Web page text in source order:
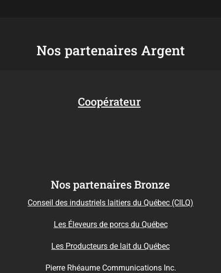
Nos partenaires Argent
Coopérateur
Nos partenaires Bronze
Conseil des industriels laitiers du Québec (CILQ)
Les Éleveurs de porcs du Québec
Les Producteurs de lait du Québec
Pierre Rhéaume Communications Inc.